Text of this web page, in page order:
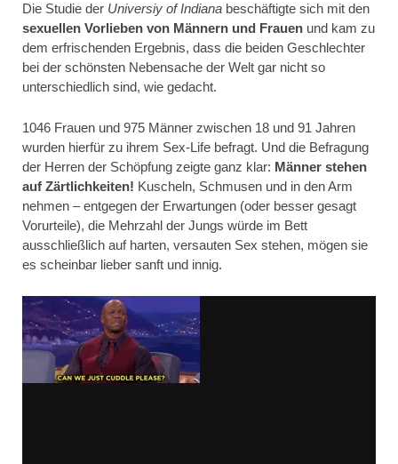
Die Studie der Universiy of Indiana beschäftigte sich mit den
sexuellen Vorlieben von Männern und Frauen und kam zu
dem erfrischenden Ergebnis, dass die beiden Geschlechter
bei der schönsten Nebensache der Welt gar nicht so
unterschiedlich sind, wie gedacht.
1046 Frauen und 975 Männer zwischen 18 und 91 Jahren
wurden hierfür zu ihrem Sex-Life befragt. Und die Befragung
der Herren der Schöpfung zeigte ganz klar: Männer stehen
auf Zärtlichkeiten! Kuscheln, Schmusen und in den Arm
nehmen – entgegen der Erwartungen (oder besser gesagt
Vorurteile), die Mehrzahl der Jungs würde im Bett
ausschließlich auf harten, versauten Sex stehen, mögen sie
es scheinbar lieber sanft und innig.